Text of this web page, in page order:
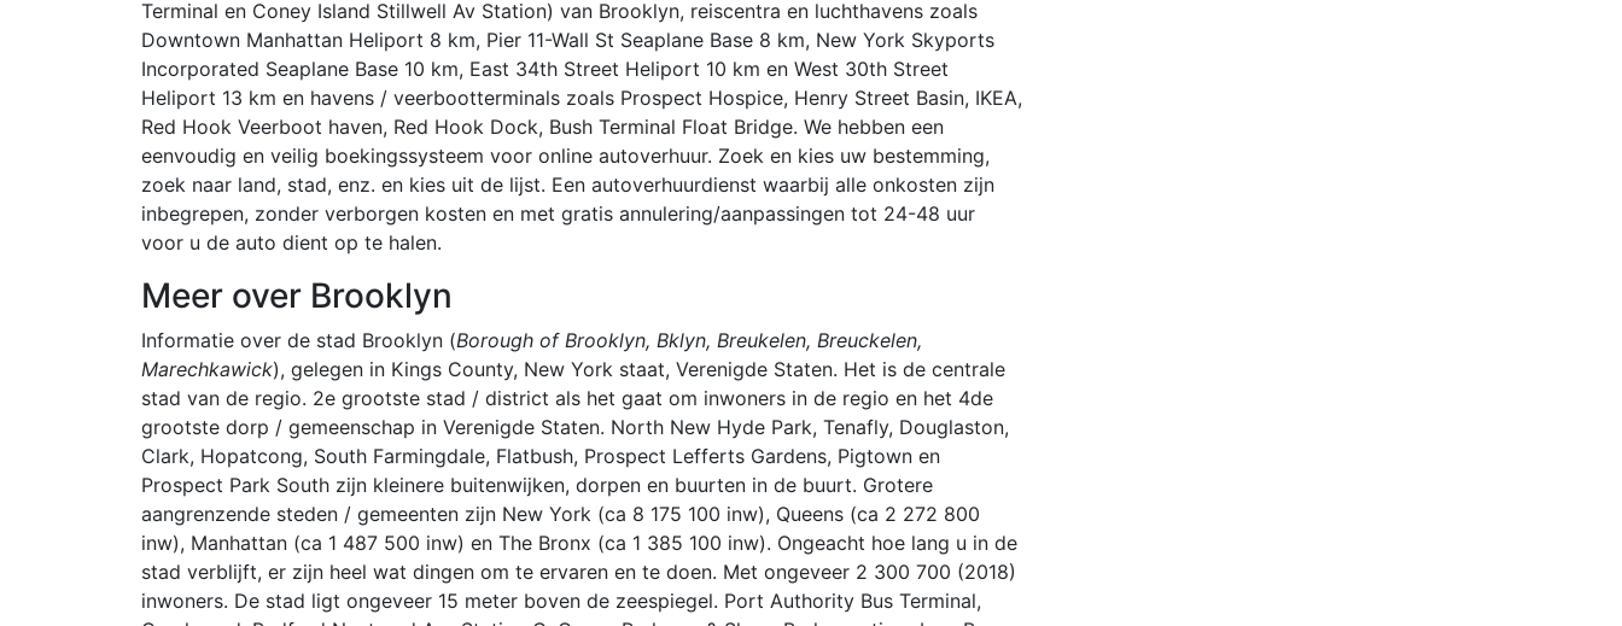
Terminal en Coney Island Stillwell Av Station) van Brooklyn, reiscentra en luchthavens zoals
Downtown Manhattan Heliport 8 km, Pier 11-Wall St Seaplane Base 8 km, New York Skyports
Incorporated Seaplane Base 10 km, East 34th Street Heliport 10 km en West 30th Street
Heliport 13 km en havens / veerbootterminals zoals Prospect Hospice, Henry Street Basin, IKEA,
Red Hook Veerboot haven, Red Hook Dock, Bush Terminal Float Bridge. We hebben een
eenvoudig en veilig boekingssysteem voor online autoverhuur. Zoek en kies uw bestemming,
zoek naar land, stad, enz. en kies uit de lijst. Een autoverhuurdienst waarbij alle onkosten zijn
inbegrepen, zonder verborgen kosten en met gratis annulering/aanpassingen tot 24-48 uur
voor u de auto dient op te halen.
Meer over Brooklyn
Informatie over de stad Brooklyn (Borough of Brooklyn, Bklyn, Breukelen, Breuckelen,
Marechkawick), gelegen in Kings County, New York staat, Verenigde Staten. Het is de centrale
stad van de regio. 2e grootste stad / district als het gaat om inwoners in de regio en het 4de
grootste dorp / gemeenschap in Verenigde Staten. North New Hyde Park, Tenafly, Douglaston,
Clark, Hopatcong, South Farmingdale, Flatbush, Prospect Lefferts Gardens, Pigtown en
Prospect Park South zijn kleinere buitenwijken, dorpen en buurten in de buurt. Grotere
aangrenzende steden / gemeenten zijn New York (ca 8 175 100 inw), Queens (ca 2 272 800
inw), Manhattan (ca 1 487 500 inw) en The Bronx (ca 1 385 100 inw). Ongeacht hoe lang u in de
stad verblijft, er zijn heel wat dingen om te ervaren en te doen. Met ongeveer 2 300 700 (2018)
inwoners. De stad ligt ongeveer 15 meter boven de zeespiegel. Port Authority Bus Terminal,